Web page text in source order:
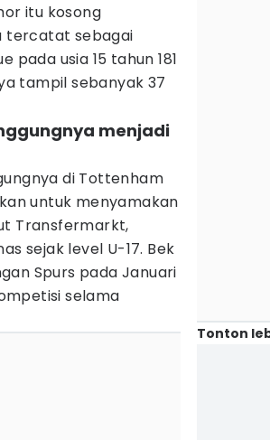
itu kosong
tercatat sebagai
usia 15 tahun 181
tampil sebanyak 37
menjadi
di Tottenham
untuk menyamakan
Transfermarkt,
sejak level U-17. Bek
Spurs pada Januari
selama
Tonton